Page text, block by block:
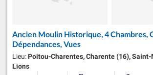
Ancien Moulin Historique, 4 Chambres,
Dépendances, Vues
Lieu: Poitou-Charentes, Charente (16),
Lions